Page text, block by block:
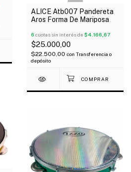
ALICE Atb007 Pandereta
Aros Forma De Mariposa
6 cuotas sin interés de$4.166,67
$25.000,00
$22.500,00 con Transferencia o
depósito